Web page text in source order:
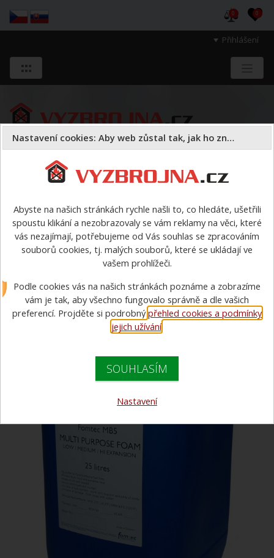
Přihlášení
0 0
a majetek druhých.
Hasiva a sorbenty hasiva pěnotvorné hasivo>
FOMTEC MB5 - 2-6% víceúčelové pěnidlo - 25l barel
víceúčelové pěnidlo - 25l barel
Nastavení cookies: Aby web zůstal tak, jak ho znáte
Abyste na našich stránkách rychle našli to, co hledáte, ušetřili
spoustu klikání a nezobrazovaly se vám reklamy na věci, které
vás nezajímají, potřebujeme od Vás souhlas se zpracováním
souborů cookies, tj. malých souborů, které se ukládají ve
vašem prohlížeči.
Podle cookies vás na našich stránkách poznáme a zobrazíme
vám je tak, aby všechno fungovalo správně a dle vašich
preferencí. Projděte si podrobnýpřehled cookies a podmínky
jejich užívání.
SOUHLASÍM
Nastavení